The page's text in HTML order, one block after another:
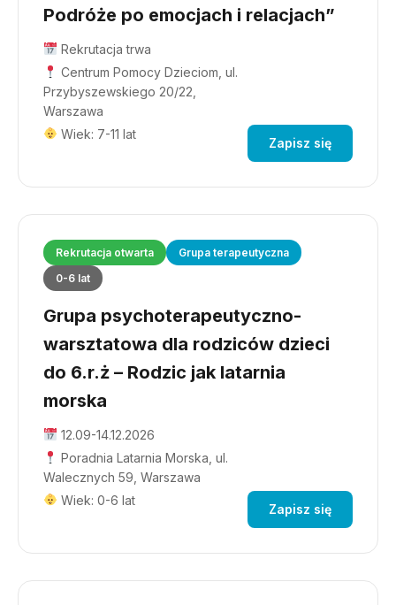
Podróże po emocjach i relacjach”
Rekrutacja trwa
Centrum Pomocy Dzieciom, ul.
Przybyszewskiego 20/22,
Warszawa
Wiek: 7-11 lat
Zapisz się
Rekrutacja otwarta
Grupa terapeutyczna
0-6 lat
Grupa psychoterapeutyczno-
warsztatowa dla rodziców dzieci
do 6.r.ż – Rodzic jak latarnia
morska
12.09-14.12.2026
Poradnia Latarnia Morska, ul.
Walecznych 59, Warszawa
Wiek: 0-6 lat
Zapisz się